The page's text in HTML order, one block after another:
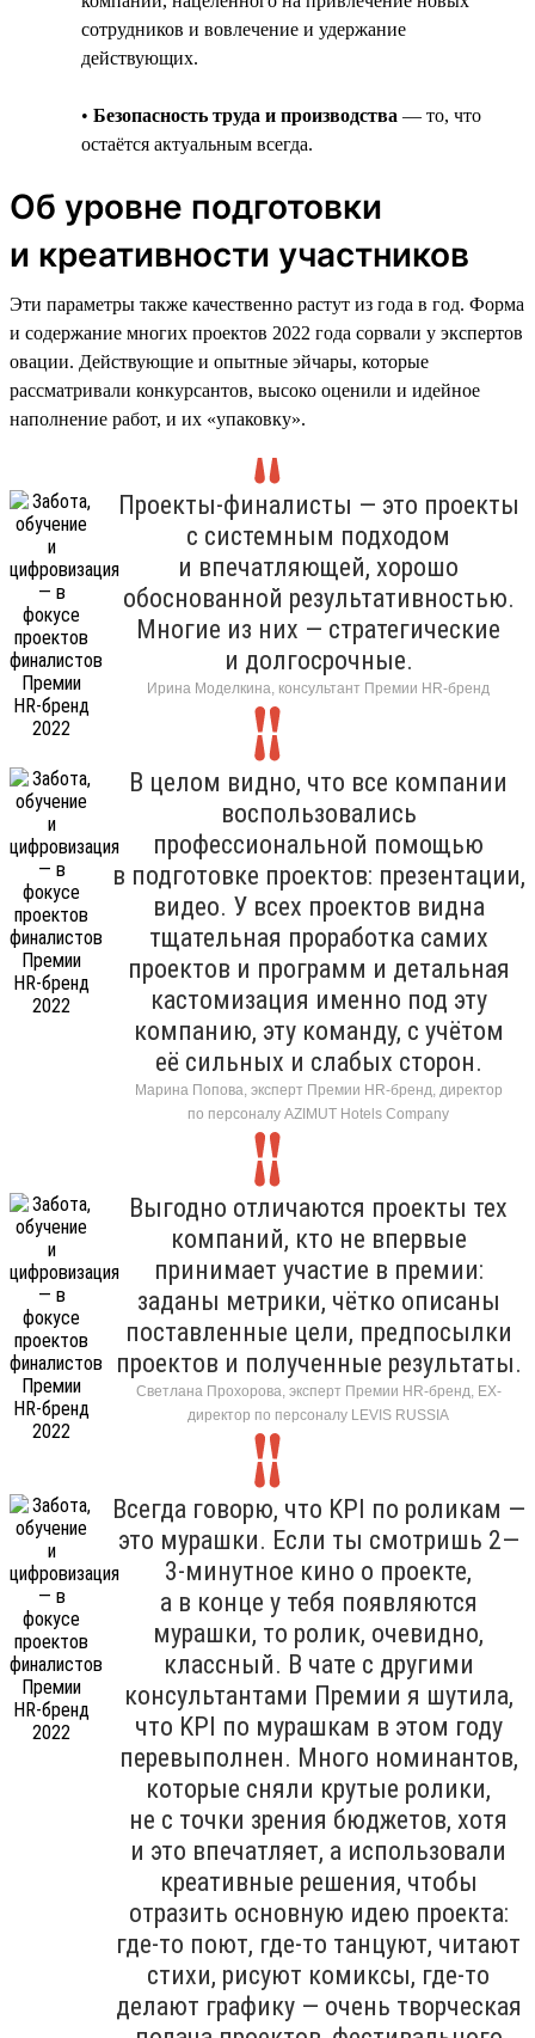
сотрудников и вовлечение и удержание
действующих.
• Безопасность труда и производства — то, что
остаётся актуальным всегда.
Об уровне подготовки
и креативности участников
Эти параметры также качественно растут из года в год. Форма
и содержание многих проектов 2022 года сорвали у экспертов
овации. Действующие и опытные эйчары, которые
рассматривали конкурсантов, высоко оценили и идейное
наполнение работ, и их «упаковку».
Проекты-финалисты — это проекты
с системным подходом
и впечатляющей, хорошо
обоснованной результативностью.
Многие из них — стратегические
и долгосрочные.
Ирина Моделкина, консультант Премии HR-бренд
В целом видно, что все компании
воспользовались
профессиональной помощью
в подготовке проектов: презентации,
видео. У всех проектов видна
тщательная проработка самих
проектов и программ и детальная
кастомизация именно под эту
компанию, эту команду, с учётом
её сильных и слабых сторон.
Марина Попова, эксперт Премии HR-бренд, директор
по персоналу AZIMUT Hotels Company
Выгодно отличаются проекты тех
компаний, кто не впервые
принимает участие в премии:
заданы метрики, чётко описаны
поставленные цели, предпосылки
проектов и полученные результаты.
Светлана Прохорова, эксперт Премии HR-бренд, EX-
директор по персоналу LEVIS RUSSIA
Всегда говорю, что KPI по роликам —
это мурашки. Если ты смотришь 2—
3-минутное кино о проекте,
а в конце у тебя появляются
мурашки, то ролик, очевидно,
классный. В чате с другими
консультантами Премии я шутила,
что KPI по мурашкам в этом году
перевыполнен. Много номинантов,
которые сняли крутые ролики,
не с точки зрения бюджетов, хотя
и это впечатляет, а использовали
креативные решения, чтобы
отразить основную идею проекта:
где-то поют, где-то танцуют, читают
стихи, рисуют комиксы, где-то
делают графику — очень творческая